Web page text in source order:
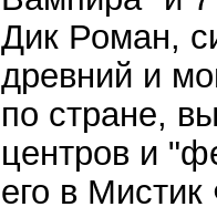
Дик Роман,
древний и
по стране,
центров и
его в